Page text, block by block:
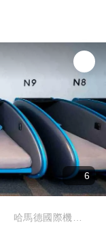
6